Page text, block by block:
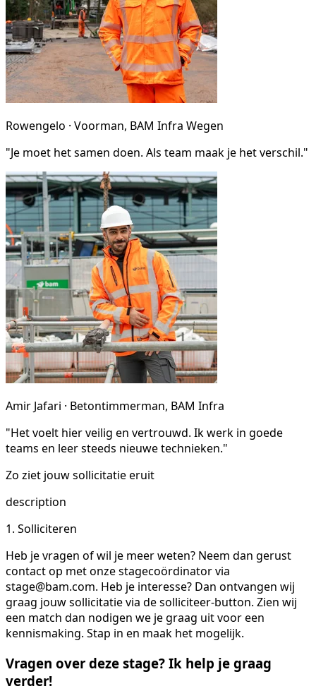
Rowengelo · Voorman, BAM Infra Wegen
"Je moet het samen doen. Als team maak je het verschil."
Amir Jafari · Betontimmerman, BAM Infra
"Het voelt hier veilig en vertrouwd. Ik werk in goede
teams en leer steeds nieuwe technieken."
Zo ziet jouw sollicitatie eruit
description
1. Solliciteren
Heb je vragen of wil je meer weten? Neem dan gerust
contact op met onze stagecoördinator via
stage@bam.com. Heb je interesse? Dan ontvangen wij
graag jouw sollicitatie via de solliciteer-button. Zien wij
een match dan nodigen we je graag uit voor een
kennismaking. Stap in en maak het mogelijk.
Vragen over deze stage? Ik help je graag
verder!